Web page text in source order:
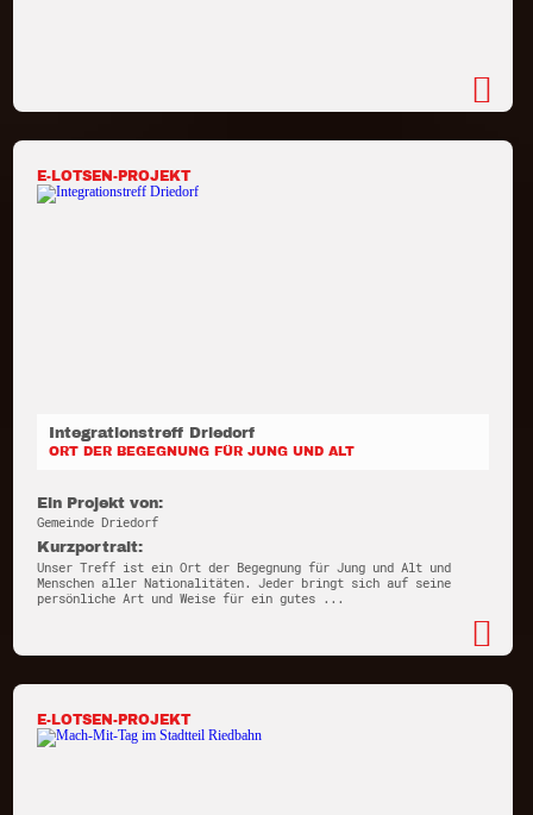
E-LOTSEN-PROJEKT
Integrationstreff Driedorf
ORT DER BEGEGNUNG FÜR JUNG UND ALT
Ein Projekt von:
Gemeinde Driedorf
Kurzportrait:
Unser Treff ist ein Ort der Begegnung für Jung und Alt und
Menschen aller Nationalitäten. Jeder bringt sich auf seine
persönliche Art und Weise für ein gutes ...
E-LOTSEN-PROJEKT